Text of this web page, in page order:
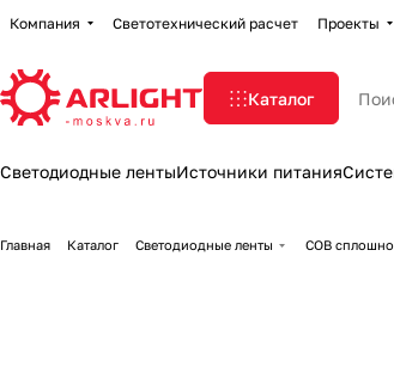
Компания Светотехнический расчет Проекты
Каталог
Светодиодные лентыИсточники питания
Главная Каталог Светодиодные ленты COB